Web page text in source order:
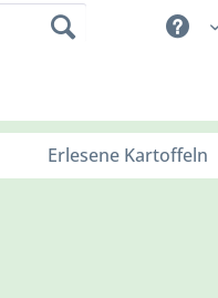
Erlesene Kartoffeln